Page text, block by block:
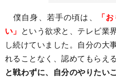
僕自身、若手の頃は、
「
い」 という欲求と、テレビ業
し続けていました。自分の大
れることなく、認めてもらえ
と戦わずに、自分のやりたい